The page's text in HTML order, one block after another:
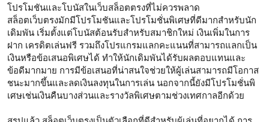
โปรโมชันและโบนัสในเว็บสล็อตตรงที่ไม่ควรพลาด
สล็อตเว็บตรงมักมีโปรโมชันและโปรโมชั่นพิเศษที่ดีมากสำหรับนัก
เดิมพัน เริ่มตั้งแต่โบนัสต้อนรับสำหรับสมาชิกใหม่ เงินเพิ่มในการ
ฝาก เครดิตเล่นฟรี รวมถึงโปรแกรมแลกคะแนนที่สามารถแลกเป็น
เงินหรือข้อเสนอพิเศษได้ ทำให้นักเดิมพันได้รับผลตอบแทนและ
ข้อดีมากมาย การมีข้อเสนอที่น่าสนใจช่วยให้ผู้เล่นสามารถมีโอกาส
ชนะมากขึ้นและลดเงินลงทุนในการเล่น นอกจากนี้ยังมีโปรโมชั่นพิ
เศษเช่นเงินคืนบางส่วนและรางวัลพิเศษตามช่วงเทศกาลอีกด้วย